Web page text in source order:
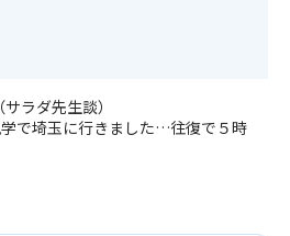
ラダ先生談）
で埼玉に行きました…往復で５時